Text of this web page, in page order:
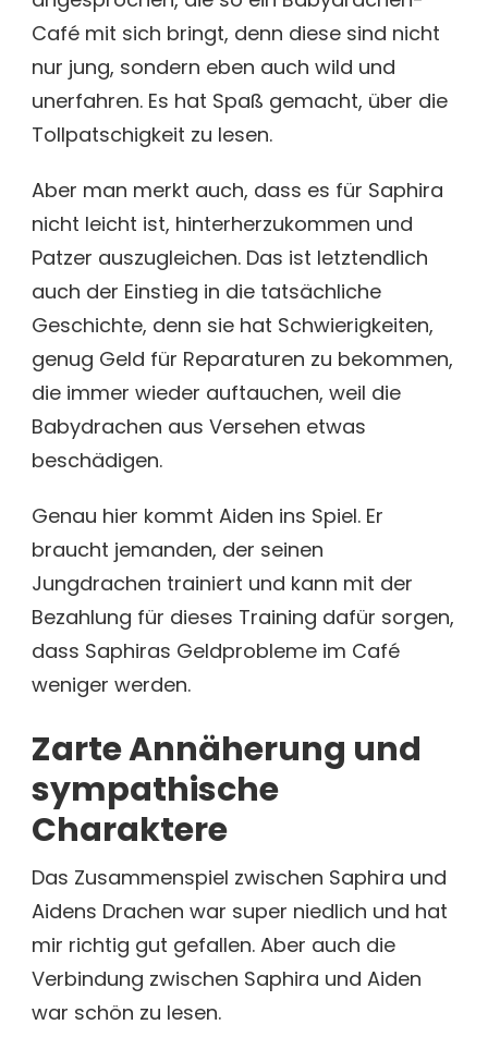
Café mit sich bringt, denn diese sind nicht
nur jung, sondern eben auch wild und
unerfahren. Es hat Spaß gemacht, über die
Tollpatschigkeit zu lesen.
Aber man merkt auch, dass es für Saphira
nicht leicht ist, hinterherzukommen und
Patzer auszugleichen. Das ist letztendlich
auch der Einstieg in die tatsächliche
Geschichte, denn sie hat Schwierigkeiten,
genug Geld für Reparaturen zu bekommen,
die immer wieder auftauchen, weil die
Babydrachen aus Versehen etwas
beschädigen.
Genau hier kommt Aiden ins Spiel. Er
braucht jemanden, der seinen
Jungdrachen trainiert und kann mit der
Bezahlung für dieses Training dafür sorgen,
dass Saphiras Geldprobleme im Café
weniger werden.
Zarte Annäherung und
sympathische
Charaktere
Das Zusammenspiel zwischen Saphira und
Aidens Drachen war super niedlich und hat
mir richtig gut gefallen. Aber auch die
Verbindung zwischen Saphira und Aiden
war schön zu lesen.